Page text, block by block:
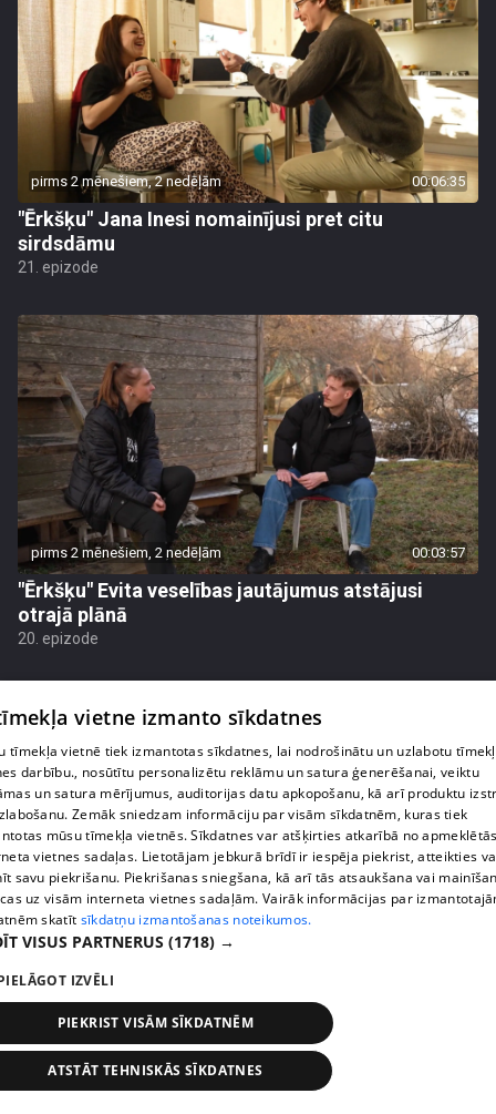
pirms 2 mēnešiem, 2 nedēļām 00:06:35
"Ērkšķu" Jana Inesi nomainījusi pret citu
sirdsdāmu
21. epizode
pirms 2 mēnešiem, 2 nedēļām 00:03:57
"Ērkšķu" Evita veselības jautājumus atstājusi
otrajā plānā
20. epizode
pirms 2 mēnešiem, 2 nedēļām
dzīvot pie tēviem
vietne izmanto sīkdatnes
tīmekļa vietnē tiek izmantotas sīkdatnes, lai nodrošinātu un uzlabotu
darbību., nosūtītu personalizētu reklāmu un satura ģenerēšanai, veiktu
un satura mērījumus, auditorijas datu apkopošanu, kā arī produktu
Zemāk sniedzam informāciju par visām sīkdatnēm, kuras tiek
mūsu tīmekļa vietnēs. Sīkdatnes var atšķirties atkarībā no
vietnes sadaļas. Lietotājam jebkurā brīdī ir iespēja piekrist, atteikties
savu piekrišanu. Piekrišanas sniegšana, kā arī tās atsaukšana vai
uz visām interneta vietnes sadaļām. Vairāk informācijas par
skatīt sīkdatņu izmantošanas noteikumos.
VISUS PARTNERUS (1718) →
IZVĒLI
PIEKRIST VISĀM SĪKDATNĒM
ATSTĀT TEHNISKĀS SĪKDATNES